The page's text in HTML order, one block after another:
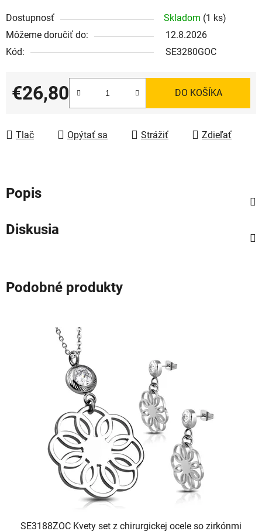
Dostupnosť Skladom (1 ks)
Môžeme doručiť do:
12.8.2026
Kód:
SE3280GOC
€26,80
Jednotková cena:
DO KOŠÍKA
Tlač Opýtať sa Strážiť Zdieľať
Popis
Diskusia
Podobné produkty
SE3188ZOC Kvety set z chirurgickej ocele so zirkónmi